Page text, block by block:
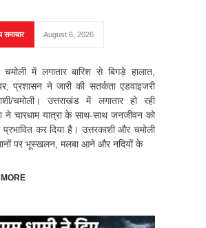
समाचार August 6, 2026
में लगातार बारिश से बिगड़े हालात,
प्रशासन ने जारी की सतर्कता एडवाइजरी
चमोली। उत्तराखंड में लगातार हो रही
ने चारधाम यात्रा के साथ-साथ जनजीवन को
कर दिया है। उत्तरकाशी और चमोली
पर भूस्खलन, मलबा आने और नदियों के